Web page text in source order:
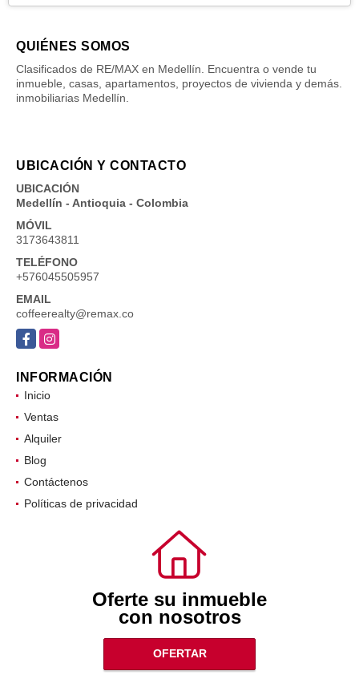
QUIÉNES SOMOS
Clasificados de RE/MAX en Medellín. Encuentra o vende tu
inmueble, casas, apartamentos, proyectos de vivienda y demás.
inmobiliarias Medellín.
UBICACIÓN Y CONTACTO
UBICACIÓN
Medellín - Antioquia - Colombia
MÓVIL
3173643811
TELÉFONO
+576045505957
EMAIL
coffeerealty@remax.co
FacebookInstagram
INFORMACIÓN
Inicio
Ventas
Alquiler
Blog
Contáctenos
Políticas de privacidad
Oferte su inmueble
con nosotros
OFERTAR